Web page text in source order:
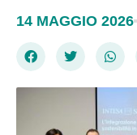
14 MAGGIO 2026